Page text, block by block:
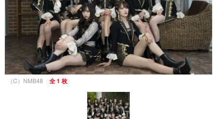
（C）NMB48 全 1 枚